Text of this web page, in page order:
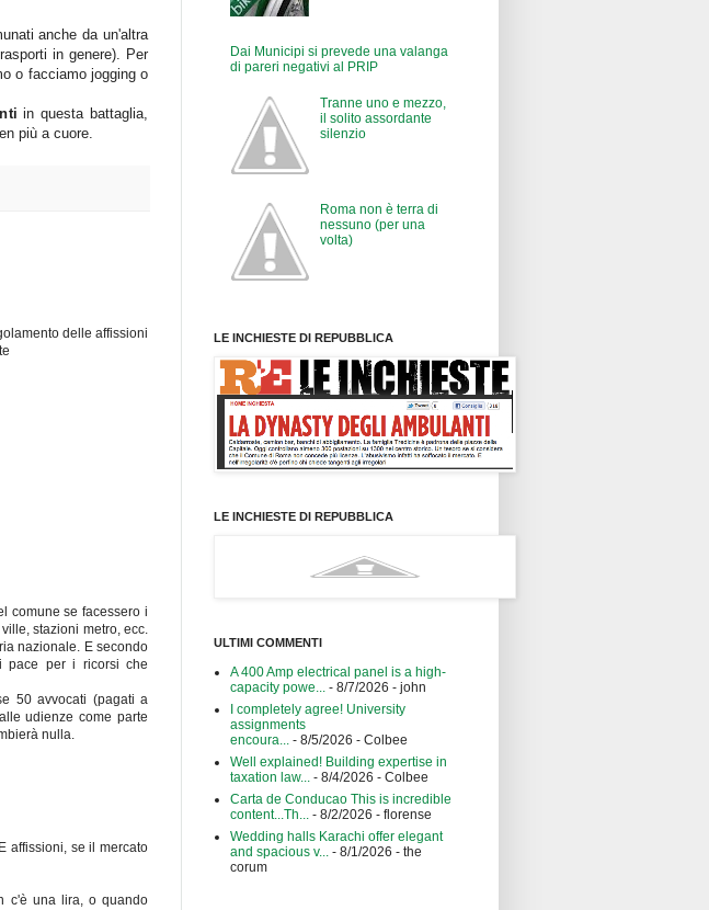
anche da un'altra
in genere). Per
o facciamo jogging o
in questa battaglia,
più a cuore.
delle affissioni
comune se facessero i
stazioni metro, ecc.
nazionale. E secondo
pace per i ricorsi che
50 avvocati (pagati a
udienze come parte
nulla.
affissioni, se il mercato
c'è una lira, o quando
Dai Municipi si prevede una valanga
di pareri negativi al PRIP
Tranne uno e mezzo,
il solito assordante
silenzio
Roma non è terra di
nessuno (per una
volta)
LE INCHIESTE DI REPUBBLICA
LE INCHIESTE DI REPUBBLICA
ULTIMI COMMENTI
A 400 Amp electrical panel is a high-
capacity powe... - 8/7/2026 - john
I completely agree! University
assignments
encoura... - 8/5/2026 - Colbee
Well explained! Building expertise in
taxation law... - 8/4/2026 - Colbee
Carta de Conducao This is incredible
content...Th... - 8/2/2026 - florense
Wedding halls Karachi offer elegant
and spacious v... - 8/1/2026 - the
corum